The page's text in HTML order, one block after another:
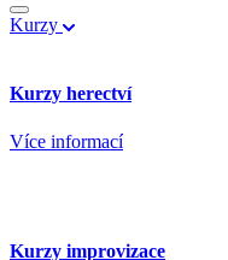
Kurzy
Kurzy herectví
Více informací
Kurzy improvizace